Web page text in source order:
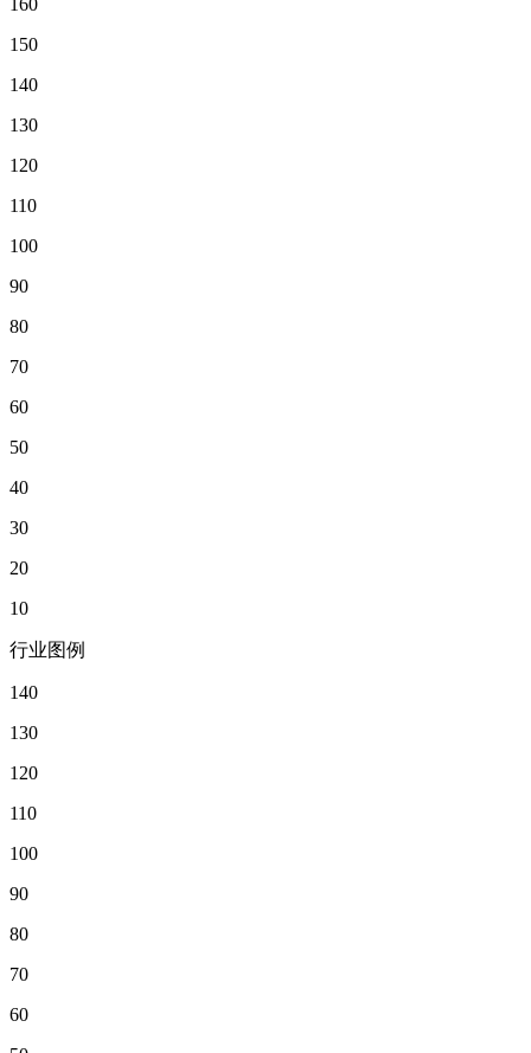
150
140
130
120
110
100
90
80
70
60
50
40
30
20
10
行业图例
140
130
120
110
100
90
80
70
60